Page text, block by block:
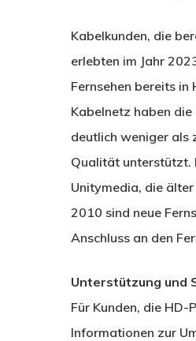
Kabelkunden, die
erlebten im Jahr
Fernsehen bereits in
Kabelnetz haben
deutlich weniger als
Qualität unterstützt.
Unitymedia, die
2010 sind neue
Anschluss an den
Unterstützung und
Für Kunden, die
Informationen zur